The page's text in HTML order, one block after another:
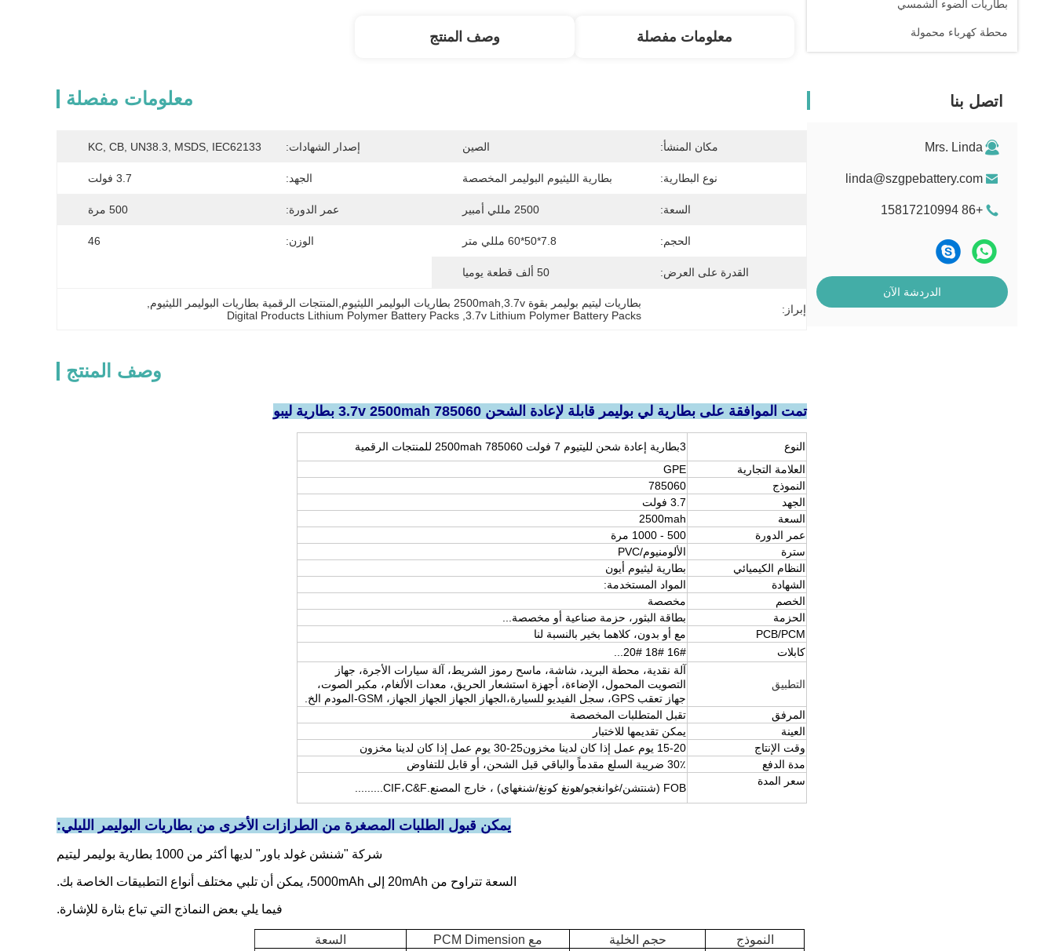
بطاريات الضوء الشمسي
محطة كهرباء محمولة
اتصل بنا
Mrs. Linda
linda@szgpebattery.com
+86 15817210994
الدردشة الآن
معلومات مفصلة وصف المنتج
معلومات مفصلة
مكان المنشأ: الصين إصدار الشهادات: KC, CB, UN38.3, MSDS, IEC62133
نوع البطارية: بطارية الليثيوم البوليمر المخصصة الجهد: 3.7 فولت
السعة: 2500 مللي أمبير عمر الدورة: 500 مرة
الحجم: 7.8*50*60 مللي متر الوزن: 46
القدرة على العرض: 50 ألف قطعة يوميا
إبراز: بطاريات ليتيم بوليمر بقوة 2500mah,3.7v بطاريات البوليمر الليثيوم,المنتجات الرقمية بطاريات البوليمر الليثيوم
3.7v Lithium Polymer Battery Packs
,
Digital Products Lithium Polymer Battery Packs
وصف المنتج
تمت الموافقة على بطارية لي بوليمر قابلة لإعادة الشحن 785060 3.7v 2500mah بطارية ليبو
النوع
3بطارية إعادة شحن لليتيوم 7 فولت 2500mah 785060 للمنتجات الرقمية
العلامة التجارية
GPE
النموذج
785060
الجهد
3.7 فولت
السعة
2500mah
عمر الدورة
500 - 1000 مرة
سترة
الألومنيوم/PVC
النظام الكيميائي
بطارية ليثيوم أيون
الشهادة
المواد المستخدمة:
الخصم
مخصصة
الحزمة
بطاقة البثور، حزمة صناعية أو مخصصة...
PCB/PCM
مع أو بدون، كلاهما بخير بالنسبة لنا
كابلات
16# 18# 20#...
التطبيق
آلة نقدية، محطة البريد، شاشة، ماسح رموز الشريط، آلة سيارات الأجرة، جهاز
التصويت المحمول، الإضاءة، أجهزة استشعار الحريق، معدات الألغام، مكبر الصوت،
جهاز تعقب GPS، سجل الفيديو للسيارة،الجهاز الجهاز الجهاز الجهاز، GSM-المودم الخ.
المرفق
تقبل المتطلبات المخصصة
العينة
يمكن تقديمها للاختبار
وقت الإنتاج
15-20 يوم عمل إذا كان لدينا مخزون25-30 يوم عمل إذا كان لدينا مخزون
مدة الدفع
30٪ ضريبة السلع مقدماً والباقي قبل الشحن، أو قابل للتفاوض
سعر المدة
FOB (شنتشن/غوانغجو/هونغ كونغ/شنغهاي) ، خارج المصنع.CIF،C&F.........
يمكن قبول الطلبات المصغرة من الطرازات الأخرى من بطاريات البوليمر الليلي:
شركة "شنشن غولد باور" لديها أكثر من 1000 بطارية بوليمر ليتيم
السعة تتراوح من 20mAh إلى 5000mAh، يمكن أن تلبي مختلف أنواع التطبيقات الخاصة بك.
فيما يلي بعض النماذج التي تباع بثارة للإشارة.
النموذج حجم الخلية مع PCM Dimension
السعة